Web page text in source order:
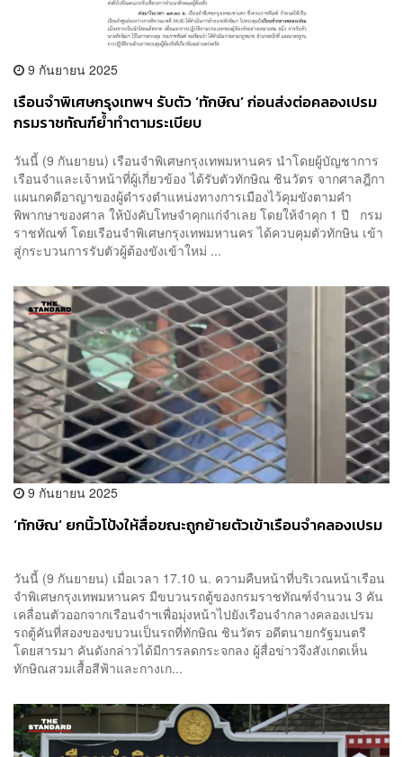
9 กันยายน 2025
เรือนจำพิเศษกรุงเทพฯ รับตัว ‘ทักษิณ’ ก่อนส่งต่อคลองเปรม
กรมราชทัณฑ์ย้ำทำตามระเบียบ
วันนี้ (9 กันยายน) เรือนจำพิเศษกรุงเทพมหานคร นำโดยผู้บัญชาการ
เรือนจำและเจ้าหน้าที่ผู้เกี่ยวข้อง ได้รับตัวทักษิณ ชินวัตร จากศาลฎีกา
แผนกคดีอาญาของผู้ดำรงตำแหน่งทางการเมืองไว้คุมขังตามคำ
พิพากษาของศาล ให้บังคับโทษจำคุกแก่จำเลย โดยให้จำคุก 1 ปี กรม
ราชทัณฑ์ โดยเรือนจำพิเศษกรุงเทพมหานคร ได้ควบคุมตัวทักษิน เข้า
สู่กระบวนการรับตัวผู้ต้องขังเข้าใหม่ ...
9 กันยายน 2025
‘ทักษิณ’ ยกนิ้วโป้งให้สื่อขณะถูกย้ายตัวเข้าเรือนจำคลองเปรม
วันนี้ (9 กันยายน) เมื่อเวลา 17.10 น. ความคืบหน้าที่บริเวณหน้าเรือน
จำพิเศษกรุงเทพมหานคร มีขบวนรถตู้ของกรมราชทัณฑ์จำนวน 3 คัน
เคลื่อนตัวออกจากเรือนจำฯเพื่อมุ่งหน้าไปยังเรือนจำกลางคลองเปรม
รถตู้คันที่สองของขบวนเป็นรถที่ทักษิณ ชินวัตร อดีตนายกรัฐมนตรี
โดยสารมา คันดังกล่าวได้มีการลดกระจกลง ผู้สื่อข่าวจึงสังเกตเห็น
ทักษิณสวมเสื้อสีฟ้าและกางเก...